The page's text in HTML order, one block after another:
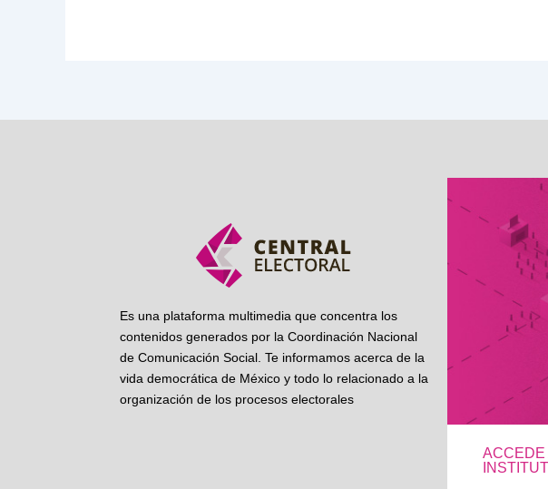
Es una plataforma multimedia que concentra los
contenidos generados por la Coordinación Nacional
de Comunicación Social. Te informamos acerca de la
vida democrática de México y todo lo relacionado a la
organización de los procesos electorales
ACCEDE